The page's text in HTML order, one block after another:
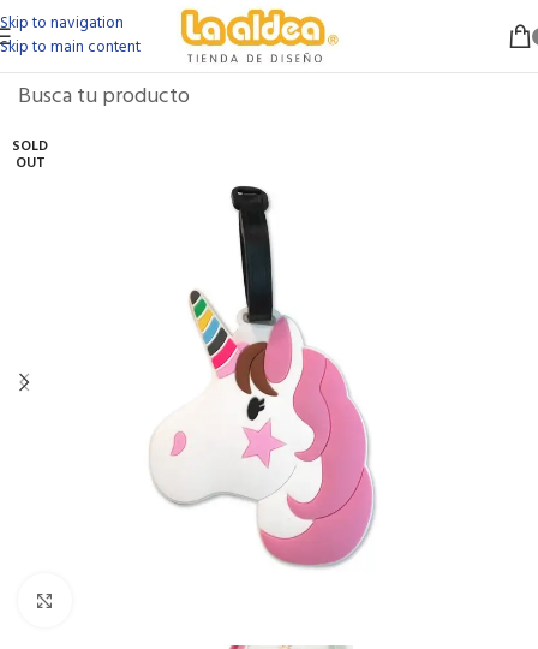
Skip to navigation
Skip to main content
SOLD
OUT